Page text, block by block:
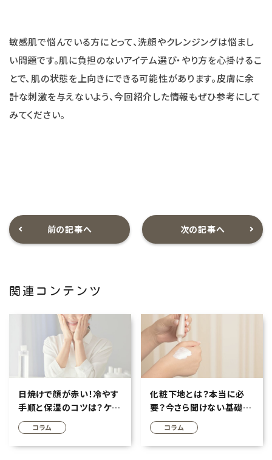
敏感肌で悩んでいる方にとって、洗顔やクレンジングは悩まし
い問題です。肌に負担のないアイテム選び・やり方を心掛けるこ
とで、肌の状態を上向きにできる可能性があります。皮膚に余
計な刺激を与えないよう、今回紹介した情報もぜひ参考にして
みてください。
前の記事へ 次の記事へ
関連コンテンツ
日焼けで顔が赤い！冷やす
手順と保湿のコツは？ケア
でダメージ軽減へ
コラム
化粧下地とは？本当に必
要？今さら聞けない基礎知
識とメリットを解説
コラム